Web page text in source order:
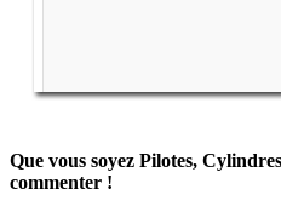
Que vous soyez Pilotes,
commenter !